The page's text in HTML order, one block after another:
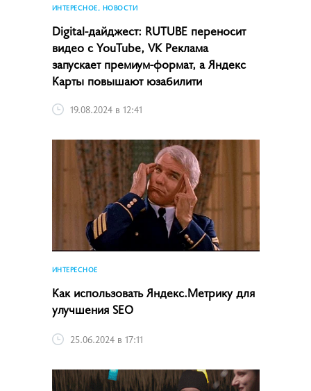
ИНТЕРЕСНОЕ, НОВОСТИ
Digital-дайджест: RUTUBE переносит
видео с YouTube, VK Реклама
запускает премиум-формат, а Яндекс
Карты повышают юзабилити
19.08.2024 в 12:41
ИНТЕРЕСНОЕ
Как использовать Яндекс.Метрику для
улучшения SEO
25.06.2024 в 17:11